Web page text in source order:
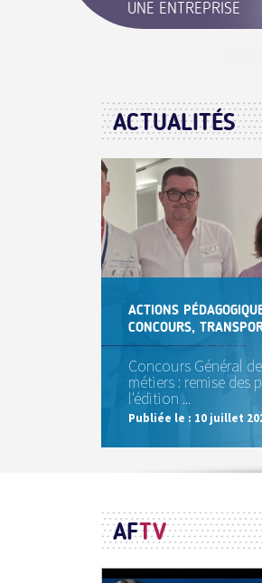
UNE ENTREPRISE
ACTUALITÉS
ACTIONS
CONCOURS,
Concours Général
métiers : remise des
l'édition ...
Publiée le : 10 juillet
AFTV